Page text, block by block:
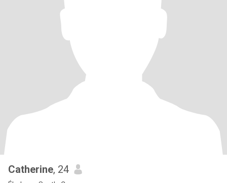
Catherine, 24